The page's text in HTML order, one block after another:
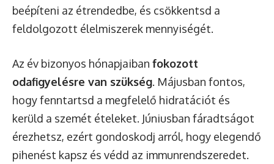
beépíteni az étrendedbe, és csökkentsd a
feldolgozott élelmiszerek mennyiségét.
Az év bizonyos hónapjaiban fokozott
odafigyelésre van szükség. Májusban fontos,
hogy fenntartsd a megfelelő hidratációt és
kerüld a szemét ételeket. Júniusban fáradtságot
érezhetsz, ezért gondoskodj arról, hogy elegendő
pihenést kapsz és védd az immunrendszeredet.